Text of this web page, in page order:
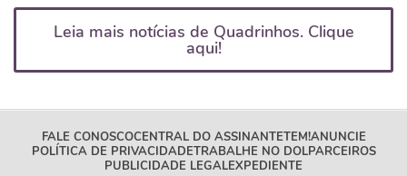
Leia mais notícias de Quadrinhos. Clique
aqui!
FALE CONOSCOCENTRAL DO ASSINANTETEM!ANUNCIE
POLÍTICA DE PRIVACIDADETRABALHE NO DOLPARCEIROS
PUBLICIDADE LEGALEXPEDIENTE